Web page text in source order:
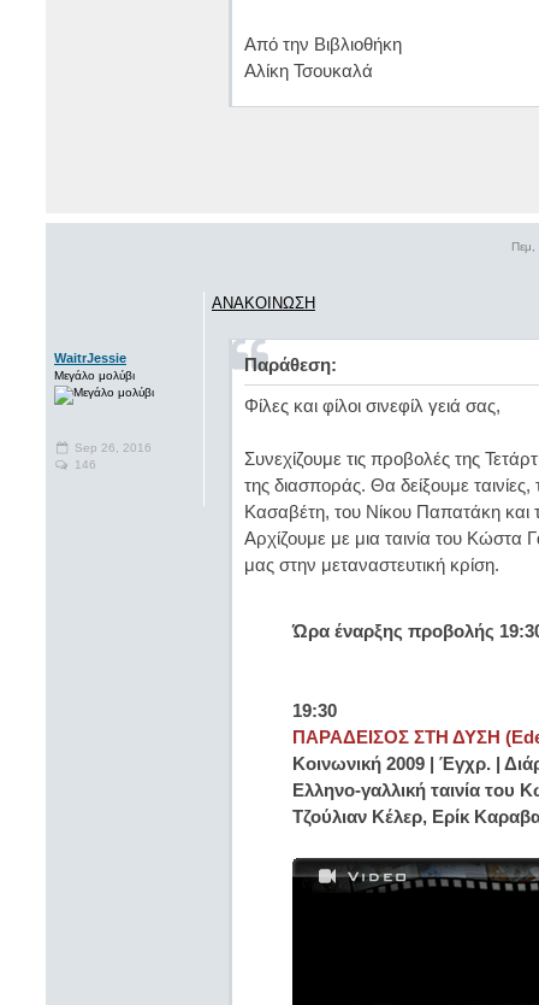
Από την Βιβλιοθήκη
Αλίκη Τσουκαλά
WaitrJessie
Μεγάλο μολύβι
Sep 26, 2016
146
ΑΝΑΚΟΙΝΩΣΗ
Παράθεση:
Φίλες και φίλοι σινεφίλ γειά σας,
Συνεχίζουμε τις προβολές της
της διασποράς. Θα δείξουμε
Κασαβέτη, του Νίκου Παπατάκη
Αρχίζουμε με μια ταινία του
μας στην μεταναστευτική κρίση.
Ώρα έναρξης προβολής
19:30
ΠΑΡΑΔΕΙΣΟΣ ΣΤΗ ΔΥΣΗ
Κοινωνική 2009 | Έγχρ. |
Ελληνο-γαλλική ταινία του
Τζούλιαν Κέλερ, Ερίκ